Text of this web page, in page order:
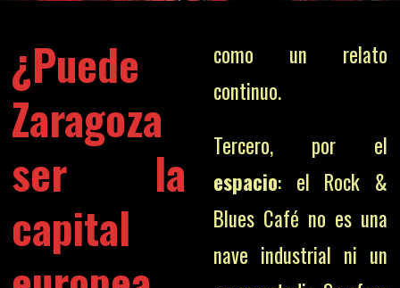
¿Puede
Zaragoza
ser la
capital
como un relato
continuo.
Tercero, por el
espacio: el Rock &
Blues Café no es una
nave industrial ni un